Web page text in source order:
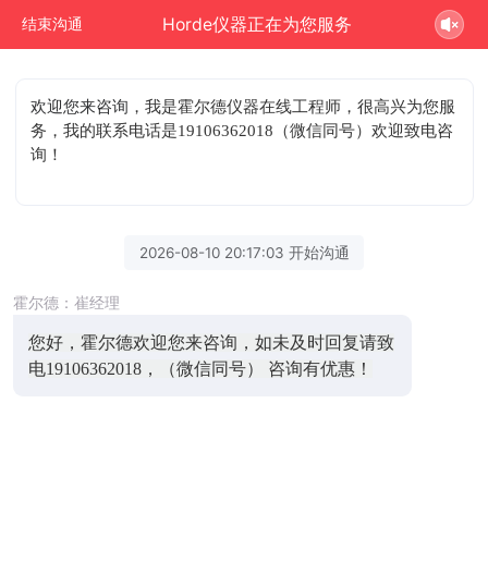
结束沟通 Horde仪器正在为您服务
欢迎您来咨询 ，我是霍尔德仪器在线工程师，很高兴为您服
务，我的联系电话是19106362018（微信同号）欢迎致电咨
询！
2026-08-10 20:17:03 开始沟通
霍尔德：崔经理
您好，霍尔德欢迎您来咨询，如未及时回复请致
电19106362018，（微信同号） 咨询有优惠！